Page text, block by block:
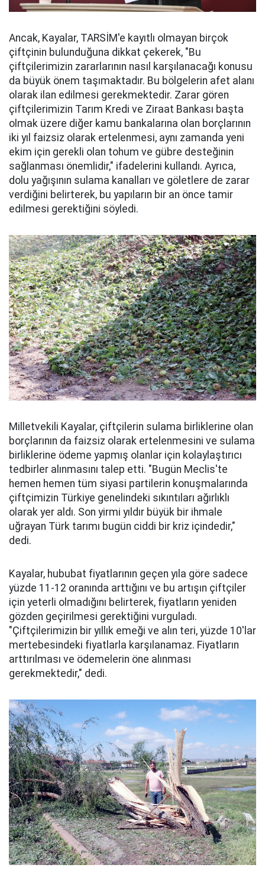
Ancak, Kayalar, TARSİM'e kayıtlı olmayan birçok
çiftçinin bulunduğuna dikkat çekerek, "Bu
çiftçilerimizin zararlarının nasıl karşılanacağı konusu
da büyük önem taşımaktadır. Bu bölgelerin afet alanı
olarak ilan edilmesi gerekmektedir. Zarar gören
çiftçilerimizin Tarım Kredi ve Ziraat Bankası başta
olmak üzere diğer kamu bankalarına olan borçlarının
iki yıl faizsiz olarak ertelenmesi, aynı zamanda yeni
ekim için gerekli olan tohum ve gübre desteğinin
sağlanması önemlidir," ifadelerini kullandı. Ayrıca,
dolu yağışının sulama kanalları ve göletlere de zarar
verdiğini belirterek, bu yapıların bir an önce tamir
edilmesi gerektiğini söyledi.
Milletvekili Kayalar, çiftçilerin sulama birliklerine olan
borçlarının da faizsiz olarak ertelenmesini ve sulama
birliklerine ödeme yapmış olanlar için kolaylaştırıcı
tedbirler alınmasını talep etti. "Bugün Meclis'te
hemen hemen tüm siyasi partilerin konuşmalarında
çiftçimizin Türkiye genelindeki sıkıntıları ağırlıklı
olarak yer aldı. Son yirmi yıldır büyük bir ihmale
uğrayan Türk tarımı bugün ciddi bir kriz içindedir,"
dedi.
Kayalar, hububat fiyatlarının geçen yıla göre sadece
yüzde 11-12 oranında arttığını ve bu artışın çiftçiler
için yeterli olmadığını belirterek, fiyatların yeniden
gözden geçirilmesi gerektiğini vurguladı.
"Çiftçilerimizin bir yıllık emeği ve alın teri, yüzde 10'lar
mertebesindeki fiyatlarla karşılanamaz. Fiyatların
arttırılması ve ödemelerin öne alınması
gerekmektedir," dedi.